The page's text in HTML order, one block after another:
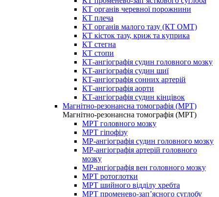
КТ органів черевної порожнини
КТ плеча
КТ органів малого тазу (КТ ОМТ)
КТ кісток тазу, криж та куприка
КТ стегна
КТ стопи
КТ-ангіографія судин головного мозку
КТ-ангіографія судин шиї
КТ-ангіографія сонних артерій
КТ-ангіографія аорти
КТ-ангіографія судин кінцівок
Магнітно-резонансна томографія (МРТ)
Магнітно-резонансна томографія (МРТ)
МРТ головного мозку
МРТ гіпофізу
МР-ангіографія судин головного мозку
МР-ангіографія артерій головного
мозку
МР-ангіографія вен головного мозку
МРТ ротоглотки
МРТ шийного відділу хребта
МРТ променево-зап’ясного суглобу